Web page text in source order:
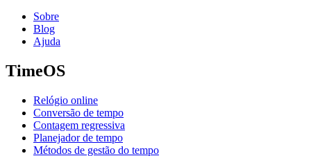
Sobre
Blog
Ajuda
TimeOS
Relógio online
Conversão de tempo
Contagem regressiva
Planejador de tempo
Métodos de gestão do tempo